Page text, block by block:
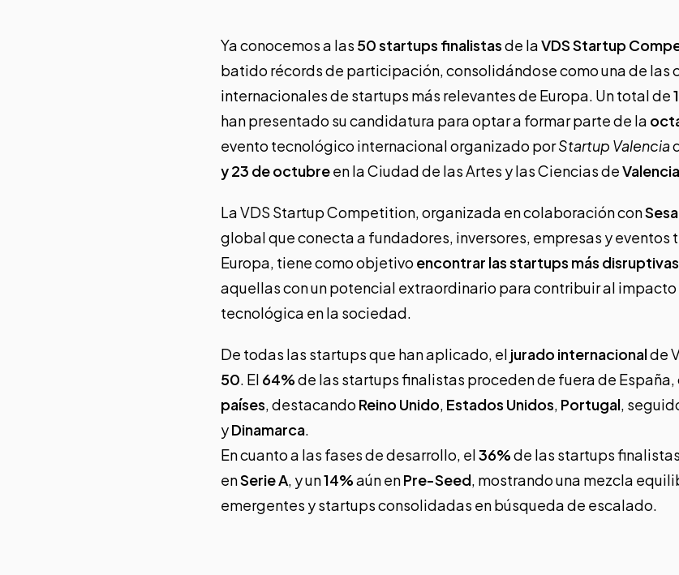
Ya conocemos a las 50 startups finalistasde laVDS Startup
batido récords de participación, consolidándose como una de las
internacionales de startups más relevantes de Europa. Un total de
han presentado su candidatura para optar a formar parte de la
evento tecnológico internacional organizado porStartup Valencia
y 23 de octubreen la Ciudad de las Artes y las Ciencias deValencia
La VDS Startup Competition, organizada en colaboración con
global que conecta a fundadores, inversores, empresas y
Europa, tiene como objetivo encontrar las startups más
aquellas con un potencial extraordinario para contribuir al
tecnológica en la sociedad.
De todas las startups que han aplicado, el jurado internacionalde
50. El 64%de las startups finalistas proceden de fuera de
países, destacando Reino Unido, Estados Unidos, Portugal,
yDinamarca.
En cuanto a las fases de desarrollo, el36%de las startups
enSerie A, y un14%aún enPre-Seed, mostrando una mezcla
emergentes y startups consolidadas en búsqueda de escalado.